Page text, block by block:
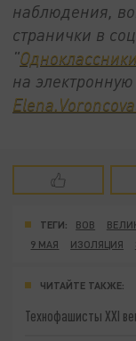
наблюдения,
странички в
"Одноклассники
на электронную
ТЕГИ: ВОВ
9 МАЯ
ИЗОЛЯЦИЯ
ЧИТАЙТЕ ТАКЖЕ:
Технофашисты XXI